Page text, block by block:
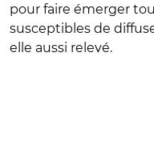
pour faire émerger
susceptibles de
elle aussi relevé.